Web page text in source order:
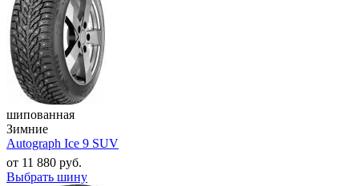
шипованная
Зимние
Autograph Ice 9 SUV
от 11 880 руб.
Выбрать шину